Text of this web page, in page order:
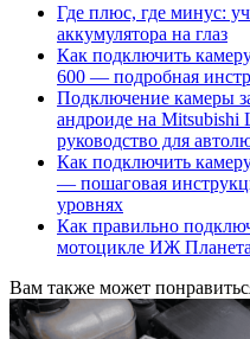
Где плюс, где минус:
аккумулятора на глаз
Как подключить
600 — подробная
Подключение камеры
андроиде на
руководство для
Как подключить
— пошаговая
уровнях
Как правильно
мотоцикле ИЖ
Вам также может